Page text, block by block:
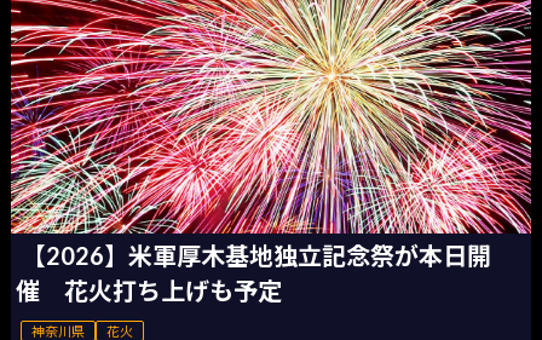
【2026】米軍厚木基地独立記念祭が本日開
催 花火打ち上げも予定
神奈川県 花火